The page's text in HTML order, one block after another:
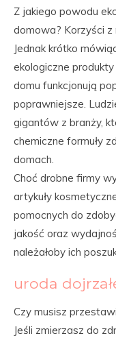
Z jakiego powodu
domowa? Korzyści z
Jednak krótko
ekologiczne
domu funkcjonują
poprawniejsze.
gigantów z branży,
chemiczne formuły
domach.
Choć drobne firmy
artykuły
pomocnych do
jakość oraz
należałoby ich
uroda
Czy musisz
Jeśli zmierzasz do